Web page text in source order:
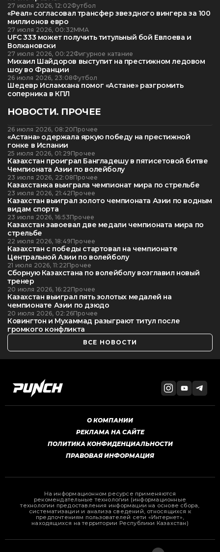
27 июля 2026, 12:02Футбол
«Реал» согласовал трансфер звездного вингера за 100
миллионов евро
27 июля 2026, 00:32ММА
UFC 333 может получить титульный бой Евлоева и
Волкановски
27 июля 2026, 00:22Фигурное катание
Михаил Шайдоров выступит на престижном ледовом
шоу во Франции
26 июля 2026, 23:08Футбол
Шедевр Исламхана помог «Астане» разгромить
соперника в КПЛ
НОВОСТИ. ПРОЧЕЕ
26 июля 2026, 08:20Прочее
«Астана» одержала яркую победу на престижной
гонке в Испании
25 июля 2026, 01:29Прочее
Казахстан проиграл Бангладешу в пятисетовой битве
Чемпионата Азии по волейболу
23 июля 2026, 22:08Прочее
Казахстанка выиграла чемпионат мира по стрельбе
23 июля 2026, 21:42Прочее
Казахстан выиграл золото чемпионата Азии по водным
видам спорта
23 июля 2026, 16:53Прочее
Казахстан завоевал две медали чемпионата мира по
стрельбе
22 июля 2026, 18:49Прочее
Казахстан с победы стартовал на чемпионате
Центральной Азии по волейболу
21 июля 2026, 11:22Прочее
Сборную Казахстана по волейболу возглавил новый
тренер
20 июля 2026, 16:22Прочее
Казахстан выиграл пять золотых медалей на
чемпионате Азии по дзюдо
20 июля 2026, 02:26Прочее
Ковингтон и Мухаммад разыграют титул после
громкого конфликта
ВСЕ НОВОСТИ
О КОМПАНИИ
РЕКЛАМА НА САЙТЕ
ПОЛИТИКА КОНФИДЕНЦИАЛЬНОСТИ
ПРАВОВАЯ ИНФОРМАЦИЯ
На информационном ресурсе применяются
рекомендательные технологии (информационные
технологии предоставления информации на основе сбора,
систематизации и анализа сведений, относящихся к
предпочтениям пользователей сети «Интернет»,
находящихся на территории Республики Казахстан)